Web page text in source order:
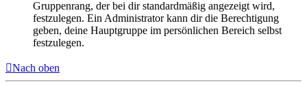
Gruppenrang, der bei dir standardmäßig angezeigt wird,
festzulegen. Ein Administrator kann dir die Berechtigung
geben, deine Hauptgruppe im persönlichen Bereich selbst
festzulegen.
Nach oben